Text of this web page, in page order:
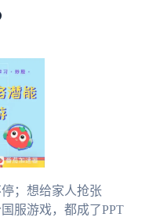
；想给家人抢张
服游戏，都成了PPT